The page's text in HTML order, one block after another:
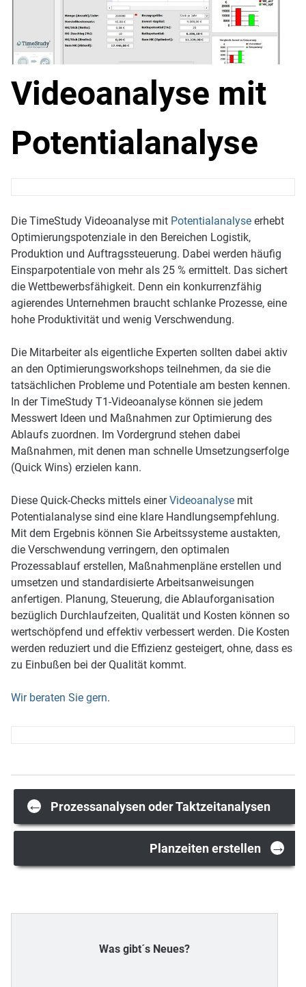
Videoanalyse mit
Potentialanalyse
Die TimeStudy Videoanalyse mit Potentialanalyseerhebt
Optimierungspotenziale in den Bereichen Logistik,
Produktion und Auftragssteuerung. Dabei werden häufig
Einsparpotentiale von mehr als 25 % ermittelt. Das sichert
die Wettbewerbsfähigkeit. Denn ein konkurrenzfähig
agierendes Unternehmen braucht schlanke Prozesse, eine
hohe Produktivität und wenig Verschwendung.
Die Mitarbeiter als eigentliche Experten sollten dabei aktiv
an den Optimierungsworkshops teilnehmen, da sie die
tatsächlichen Probleme und Potentiale am besten kennen.
In der TimeStudy T1-Videoanalyse können sie jedem
Messwert Ideen und Maßnahmen zur Optimierung des
Ablaufs zuordnen. Im Vordergrund stehen dabei
Maßnahmen, mit denen man schnelle Umsetzungserfolge
(Quick Wins) erzielen kann.
Diese Quick-Checks mittels einerVideoanalysemit
Potentialanalyse sind eine klare Handlungsempfehlung.
Mit dem Ergebnis können Sie Arbeitssysteme austakten,
die Verschwendung verringern, den optimalen
Prozessablauf erstellen, Maßnahmenpläne erstellen und
umsetzen und standardisierte Arbeitsanweisungen
anfertigen. Planung, Steuerung, die Ablauforganisation
bezüglich Durchlaufzeiten, Qualität und Kosten können so
wertschöpfend und effektiv verbessert werden. Die Kosten
werden reduziert und die Effizienz gesteigert, ohne, dass es
zu Einbußen bei der Qualität kommt.
Wir beraten Sie gern.
Post
navigation
← Prozessanalysen oder Taktzeitanalysen
Planzeiten erstellen →
Was gibt´s Neues?